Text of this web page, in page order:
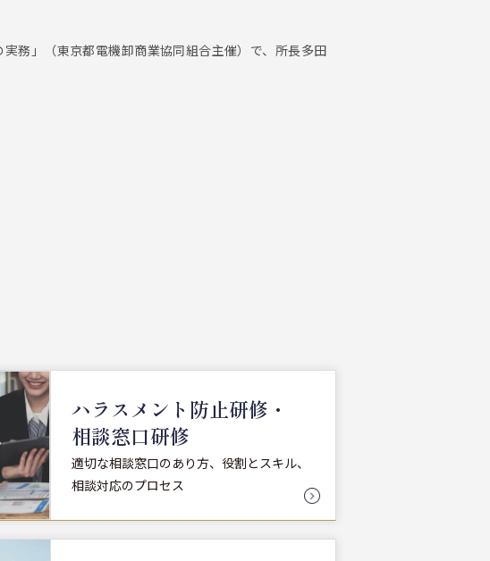
務」（東京都電機卸商業協同組合主催）で、所長多田
ハラスメント防止研修・
相談窓口研修
適切な相談窓口のあり方、役割とスキル、
相談対応のプロセス